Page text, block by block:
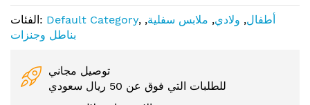
الفئات: Default Category, أطفال, ولادي, ملابس سفلية,
بناطل وجنزات
توصيل مجاني
للطلبات التي فوق عن 50 ريال سعودي